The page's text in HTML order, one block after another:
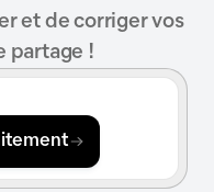
et de corriger vos
partage !